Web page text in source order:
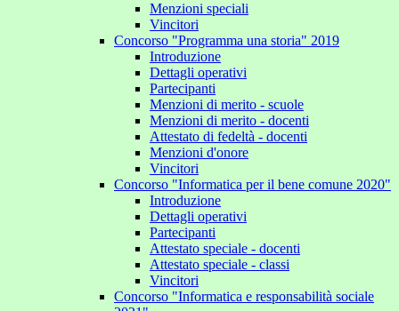
Menzioni speciali
Vincitori
Concorso "Programma una storia" 2019
Introduzione
Dettagli operativi
Partecipanti
Menzioni di merito - scuole
Menzioni di merito - docenti
Attestato di fedeltà - docenti
Menzioni d'onore
Vincitori
Concorso "Informatica per il bene comune 2020"
Introduzione
Dettagli operativi
Partecipanti
Attestato speciale - docenti
Attestato speciale - classi
Vincitori
Concorso "Informatica e responsabilità sociale